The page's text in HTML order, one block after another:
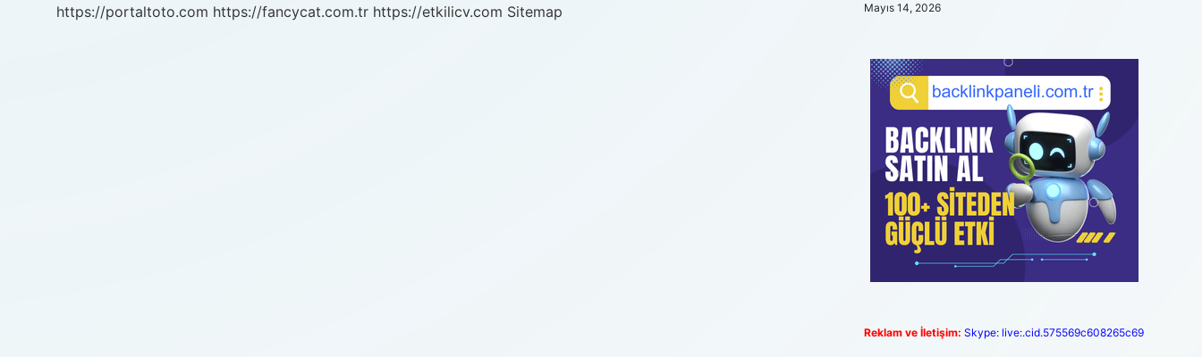
https://portaltoto.com https://fancycat.com.tr https://etkilicv.com Sitemap
Mayıs 14, 2026
Reklam ve İletişim: Skype: live:.cid.575569c608265c69